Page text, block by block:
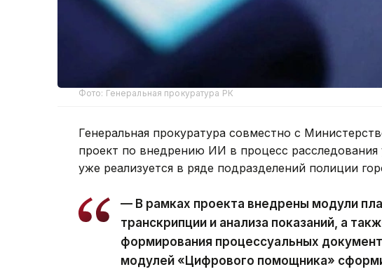
Фото: Генеральная прокуратура РК
Генеральная прокуратура совместно с
проект по внедрению ИИ в процесс
уже реализуется в ряде подразделений полиции
— В рамках проекта внедрены модули
транскрипции и анализа показаний, а
формирования процессуальных
модулей «Цифрового помощника»